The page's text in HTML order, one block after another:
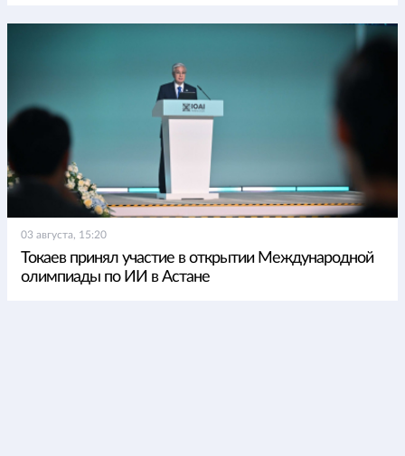
03 августа, 15:20
Токаев принял участие в открытии Международной
олимпиады по ИИ в Астане